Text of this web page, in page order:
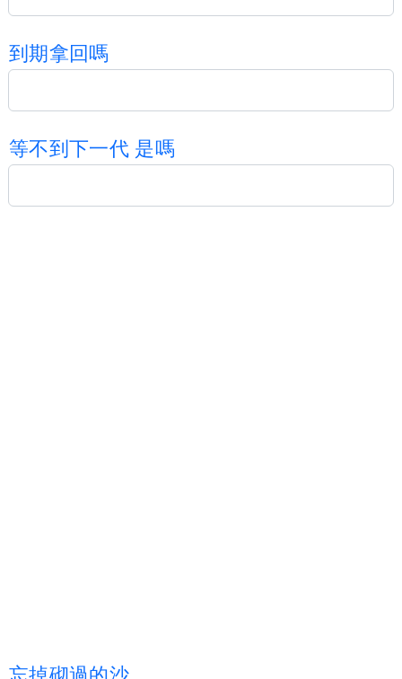
到 期拿回 嗎
等不到 下一代 是嗎